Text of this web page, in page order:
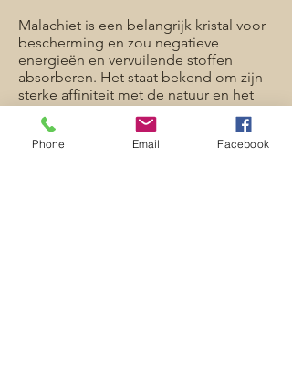
Malachiet is een belangrijk kristal voor
bescherming en zou negatieve
energieën en vervuilende stoffen
absorberen. Het staat bekend om zijn
sterke affiniteit met de natuur en het
vermogen om aarde-energieën te
helen.
Phone Email Facebook